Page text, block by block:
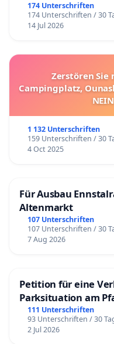
174 Unterschriften
174 Unterschriften / 30
14 Jul 2026
Zerstören Sie
Campingplatz,
1 132 Unterschriften
159 Unterschriften / 30
4 Oct 2025
Für Ausbau
Altenmarkt
107 Unterschriften
107 Unterschriften / 30
7 Aug 2026
Petition für eine
Parksituation am
111 Unterschriften
93 Unterschriften / 30
2 Jul 2026